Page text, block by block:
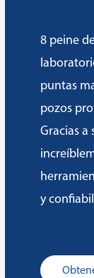
8 peine
puntas
pozos
Gracias
y